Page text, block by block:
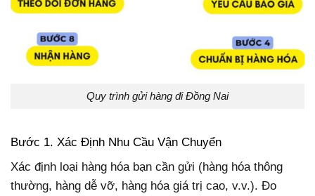
Quy trình gửi hàng đi Đồng Nai
Bước 1. Xác Định Nhu Cầu Vận Chuyển
Xác định loại hàng hóa bạn cần gửi (hàng hóa thông
thường, hàng dễ vỡ, hàng hóa giá trị cao, v.v.). Đo